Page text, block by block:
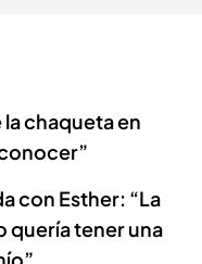
chaqueta en
con Esther: “La
quería tener una